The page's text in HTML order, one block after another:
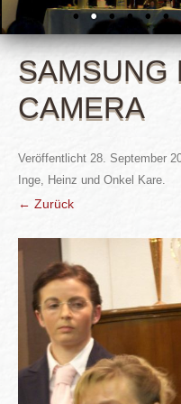
SAMSUNG
CAMERA
Veröffentlicht 28. September
Inge, Heinz und Onkel Kare.
← Zurück